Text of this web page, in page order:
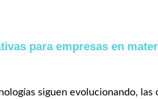
para empresas en
siguen evolucionando,